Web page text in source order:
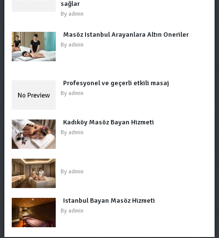
sağlar
By admin
Masöz Istanbul Arayanlara Altın Öneriler
By admin
Profesyonel ve geçerli etkili masaj
By admin
Kadıköy Masöz Bayan Hizmeti
By admin
By admin
Istanbul Bayan Masöz Hizmeti
By admin